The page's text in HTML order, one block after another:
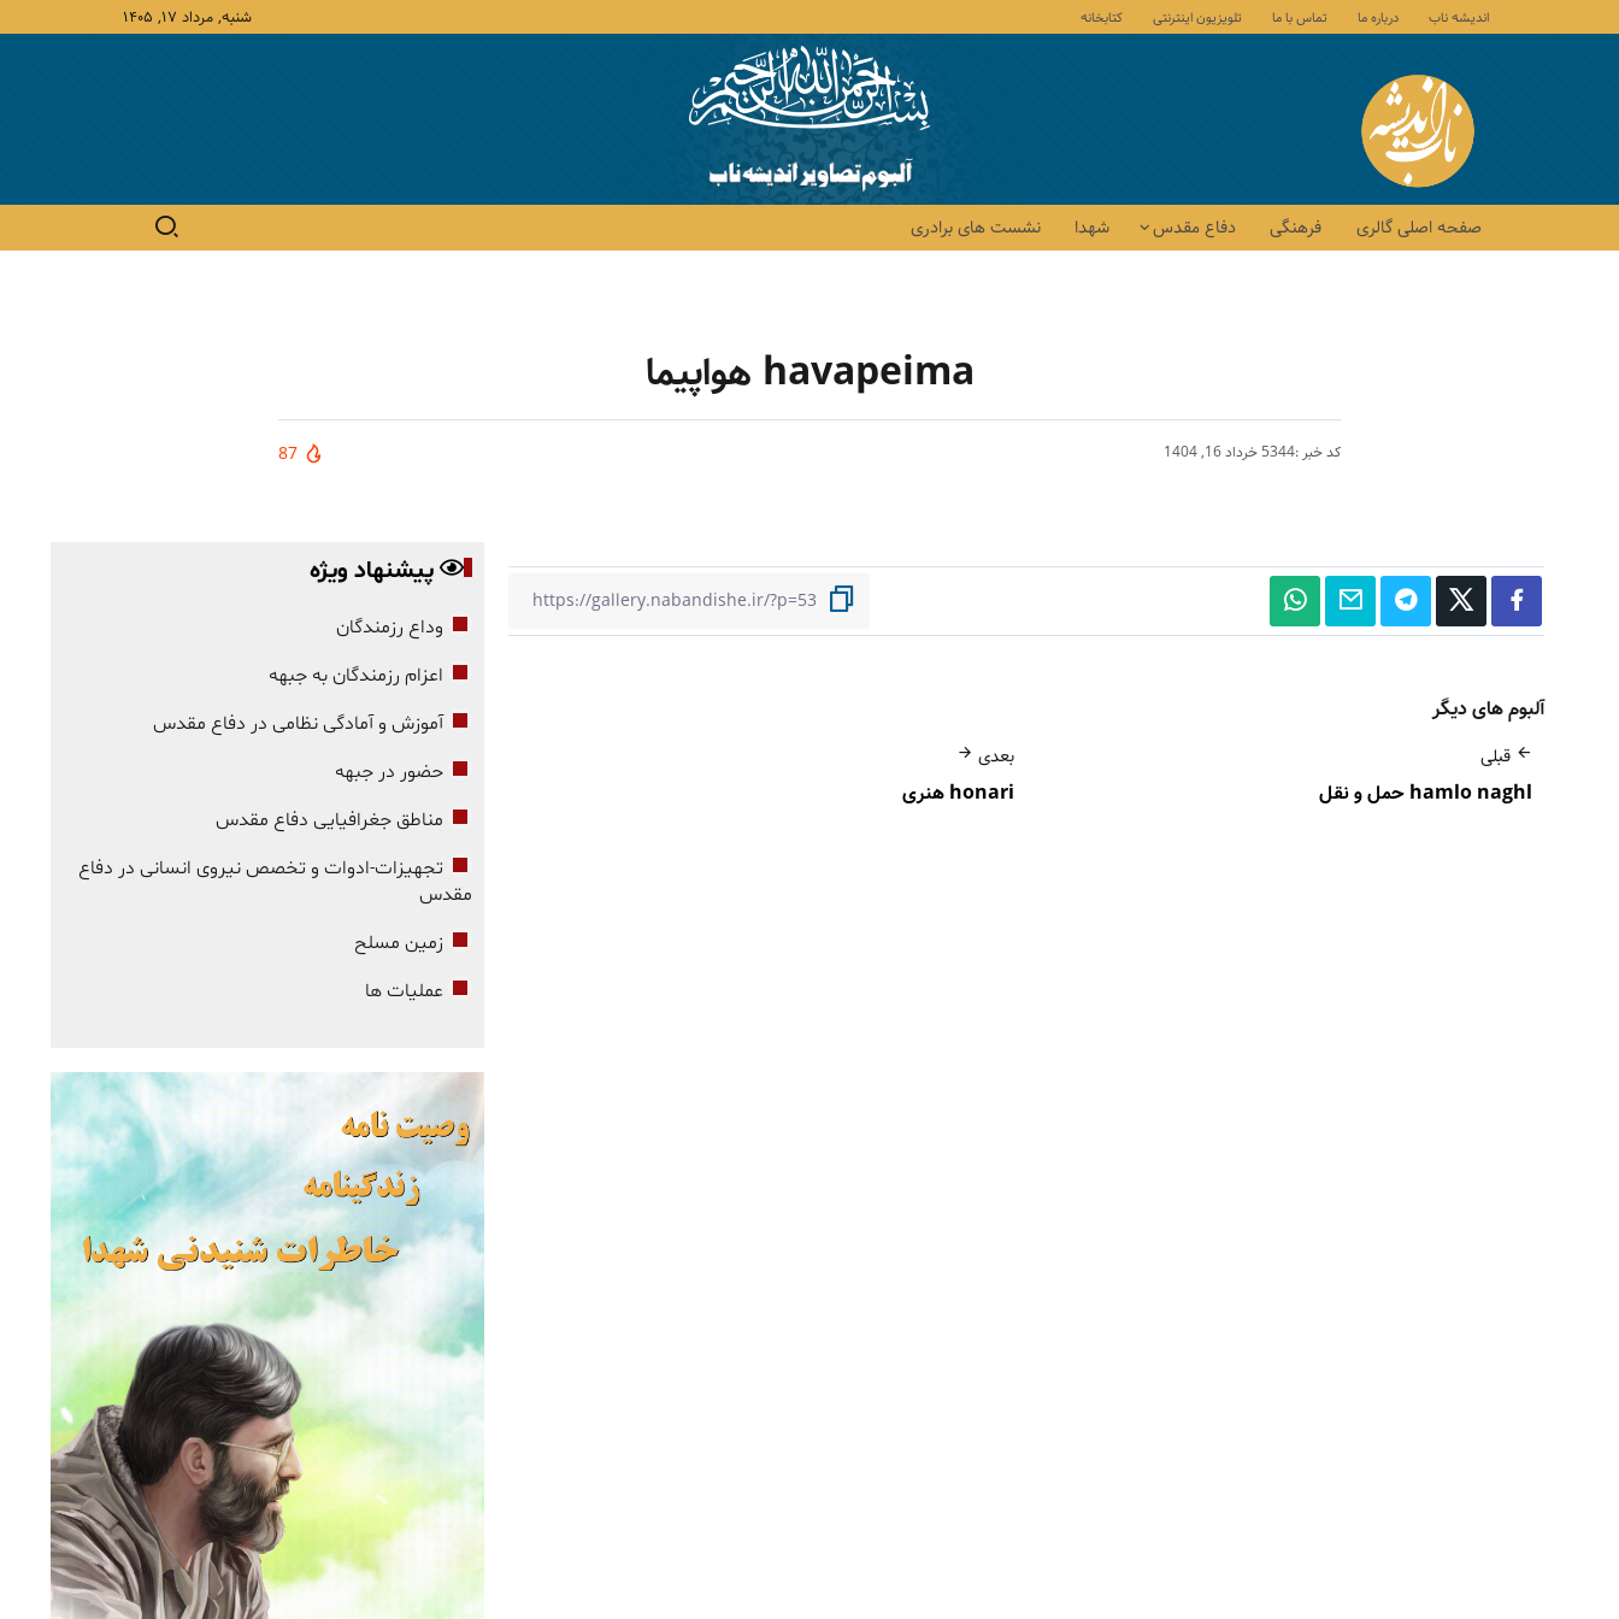
اندیشه ناب درباره ما تماس با ما تلویزیون اینترنتی کتابخانه شنبه, مرداد ۱۷, ۱۴۰۵
صفحه اصلی گالری فرهنگی دفاع مقدس شهدا نشست های برادری
havapeima هواپیما
کد خبر :5344 خرداد 16, 1404 87
آلبوم های دیگر
قبلی
hamlo naghl حمل و نقل
بعدی
honari هنری
پیشنهاد ویژه
وداع رزمندگان
اعزام رزمندگان به جبهه
آموزش و آمادگی نظامی در دفاع مقدس
حضور در جبهه
مناطق جغرافیایی دفاع مقدس
تجهیزات-ادوات و تخصص نیروی انسانی در دفاع
مقدس
زمین مسلح
عملیات ها